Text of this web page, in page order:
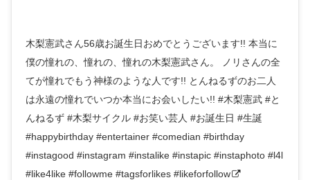
木梨憲武さん56歳お誕生日おめでとうございます!! 本当に
僕の憧れの、憧れの、憧れの木梨憲武さん。 ノリさんの全
てが憧れでもう神様のような人です!! とんねるずのお二人
は永遠の憧れでいつか本当にお会いしたい!! #木梨憲武 #と
んねるず #木梨サイクル #お笑い芸人 #お誕生日 #生誕
#happybirthday #entertainer #comedian #birthday
#instagood #instagram #instalike #instapic #instaphoto #l4l
#like4like #followme #tagsforlikes #likeforfollow